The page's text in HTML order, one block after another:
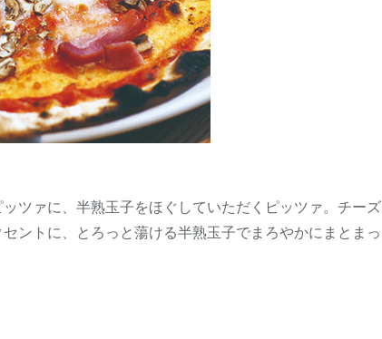
ツァに、半熟玉子をほぐしていただくピッツァ。チーズ
ントに、とろっと蕩ける半熟玉子でまろやかにまとまっ